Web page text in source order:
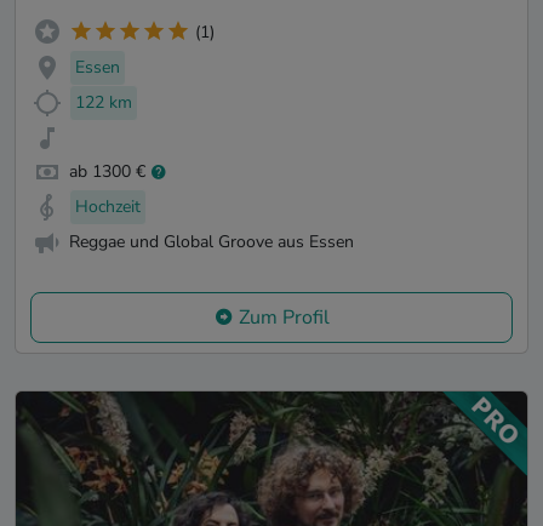
(1)
Essen
122 km
ab 1300 €
Hochzeit
Reggae und Global Groove aus Essen
Zum Profil